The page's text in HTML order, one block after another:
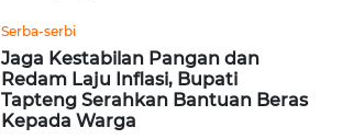
Serba-serbi
Jaga Kestabilan Pangan dan
Redam Laju Inflasi, Bupati
Tapteng Serahkan Bantuan Beras
Kepada Warga